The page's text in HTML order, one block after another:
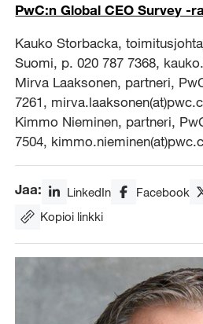
PwC:n Global CEO Survey -
Kauko Storbacka,
Suomi, p. 020 787 7368,
Mirva Laaksonen, partneri,
7261,
Kimmo Nieminen, partneri,
7504,
Jaa: LinkedIn Facebook
Kopioi linkki